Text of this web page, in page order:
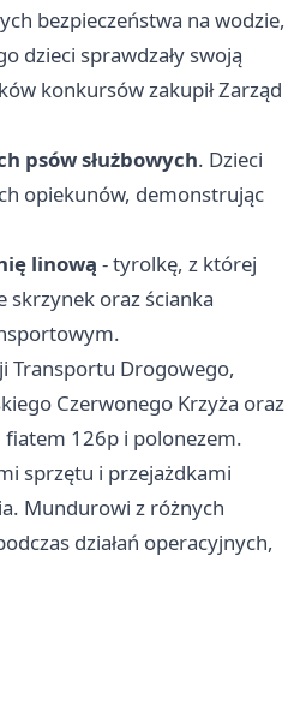
bezpieczeństwa na wodzie,
dzieci sprawdzały swoją
konkursów zakupił Zarząd
psów służbowych. Dzieci
opiekunów, demonstrując
linową - tyrolkę, z której
skrzynek oraz ścianka
Transportu Drogowego,
Czerwonego Krzyża oraz
126p i polonezem.
sprzętu i przejażdkami
Mundurowi z różnych
działań operacyjnych,